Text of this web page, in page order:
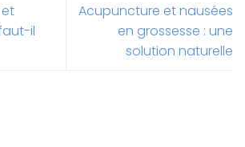
il
Acupuncture et nausées
en grossesse : une
solution naturelle